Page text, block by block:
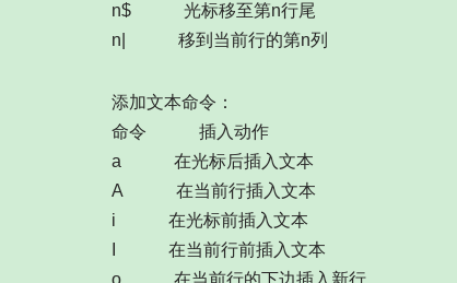
n$ 光标移至第n行尾
n| 移到当前行的第n列
添加文本命令：
命令 插入动作
a 在光标后插入文本
A 在当前行插入文本
i 在光标前插入文本
I 在当前行前插入文本
o 在当前行的下边插入新行